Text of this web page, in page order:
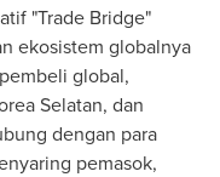
"Trade Bridge"
ekosistem globalnya
global,
Selatan, dan
dengan para
pemasok,